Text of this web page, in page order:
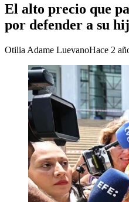
El alto precio que
por defender a su
Otilia Adame LuevanoHace 2